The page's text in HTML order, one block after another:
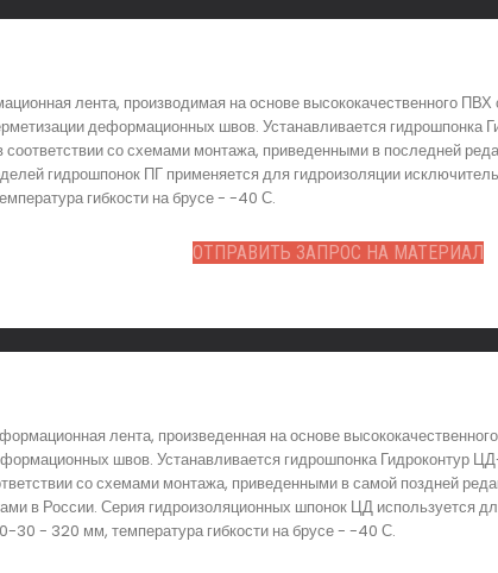
лента, производимая на основе высококачественного
деформационных швов. Устанавливается гидрошпонка
соответствии со схемами монтажа, приведенными в последней
гидрошпонок ПГ применяется для гидроизоляции
гибкости на брусе - -40 С.
ОТПРАВИТЬ ЗАПРОС НА МАТЕРИАЛ
лента, произведенная на основе
швов. Устанавливается гидрошпонка Гидроконтур
со схемами монтажа, приведенными в самой поздней
в России. Серия гидроизоляционных шпонок ЦД используется
30 - 320 мм, температура гибкости на брусе - -40 С.